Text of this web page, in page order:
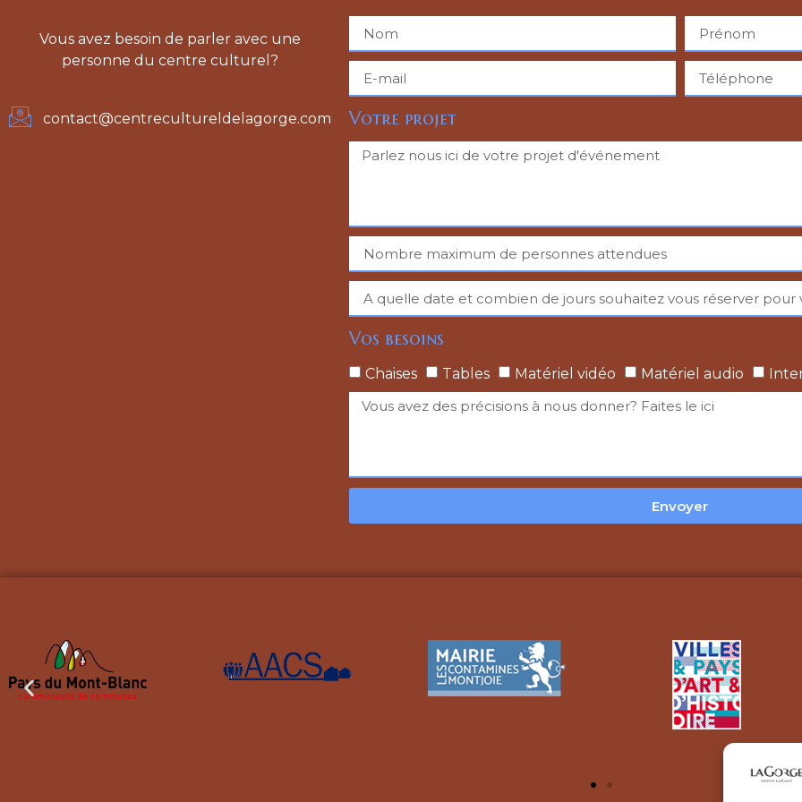
Vous avez besoin de parler avec une
personne du centre culturel?
contact@centrecultureldelagorge.com Votre projet
Vos besoins
Chaises Tables Matériel vidéo Matériel audio
Envoyer